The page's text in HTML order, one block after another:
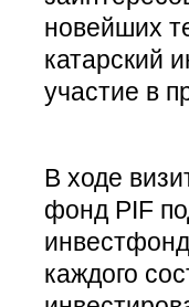
новейших
катарский
участие в
В ходе
фонд PIF
каждого